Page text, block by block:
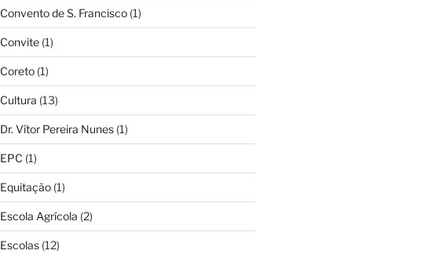
Convento de S. Francisco(1)
Convite(1)
Coreto(1)
Cultura (13)
Dr. Vítor Pereira Nunes(1)
EPC (1)
Equitação(1)
Escola Agrícola (2)
Escolas(12)